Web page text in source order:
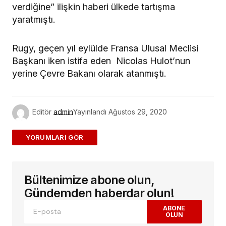
verdiğine” ilişkin haberi ülkede tartışma
yaratmıştı.
Rugy, geçen yıl eylülde Fransa Ulusal Meclisi
Başkanı iken istifa eden Nicolas Hulot’nun
yerine Çevre Bakanı olarak atanmıştı.
Editör adminYayınlandı Ağustos 29, 2020
ADD A COMMENT
E-posta adresiniz yayınlanmayacak.
alanlar*ile işaretlenmişlerdir
Yorum
Bültenimize abone olun,
Gündemden haberdar olun!
ABONE
OLUN